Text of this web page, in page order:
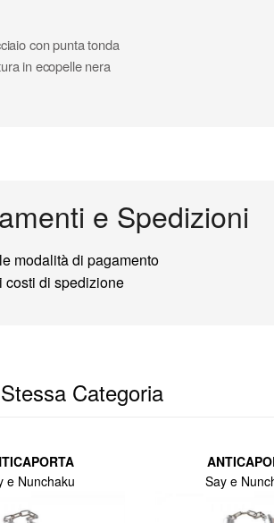
con punta tonda
in ecopelle nera
e Spedizioni
modalità di pagamento
costi di spedizione
Categoria
e Nunchaku
Say e